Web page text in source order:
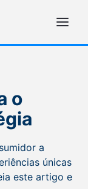
o
a
únicas
este artigo e